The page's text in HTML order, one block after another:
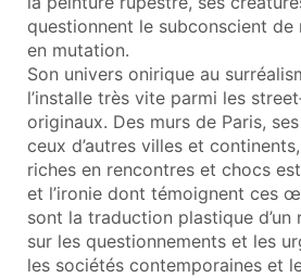
questionnent le subconscient de
en mutation.
Son univers onirique au
l’installe très vite parmi les
originaux. Des murs de Paris,
ceux d’autres villes et
riches en rencontres et chocs
et l’ironie dont témoignent ces
sont la traduction plastique d’un
sur les questionnements et les
les sociétés contemporaines et